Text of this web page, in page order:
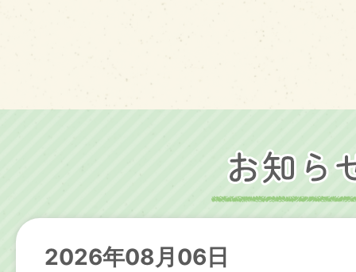
2026年08月06日